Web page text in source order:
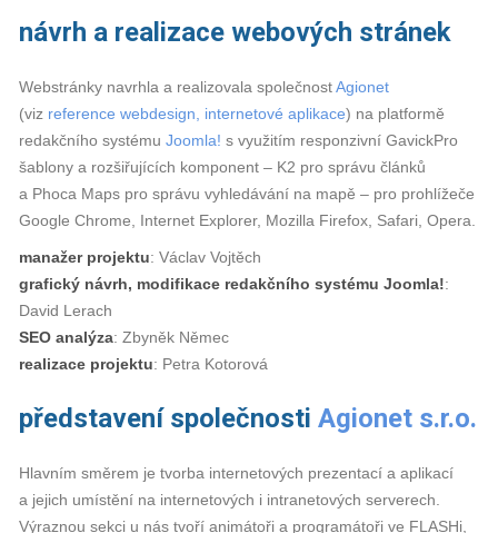
návrh a realizace webových stránek
Webstránky navrhla a realizovala společnostAgionet
(viz reference webdesign, internetové aplikace) na platformě
redakčního systému Joomla! s využitím responzivní GavickPro
šablony a rozšiřujících komponent – K2 pro správu článků
a Phoca Maps pro správu vyhledávání na mapě – pro prohlížeče
Google Chrome, Internet Explorer, Mozilla Firefox, Safari, Opera.
manažer projektu: Václav Vojtěch
grafický návrh, modifikace redakčního systému Joomla!:
David Lerach
SEO analýza: Zbyněk Němec
realizace projektu: Petra Kotorová
představení společnosti Agionet s.r.o.
Hlavním směrem je tvorba internetových prezentací a aplikací
a jejich umístění na internetových i intranetových serverech.
Výraznou sekci u nás tvoří animátoři a programátoři ve FLASHi,